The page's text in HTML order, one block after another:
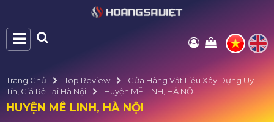
Trang Chủ Top Review
Cửa Hàng Vật Liệu Xây Dựng Uy
Tín, Giá Rẻ Tại Hà Nội
Huyện MÊ LINH, HÀ NỘI
HUYỆN MÊ LINH, HÀ NỘI